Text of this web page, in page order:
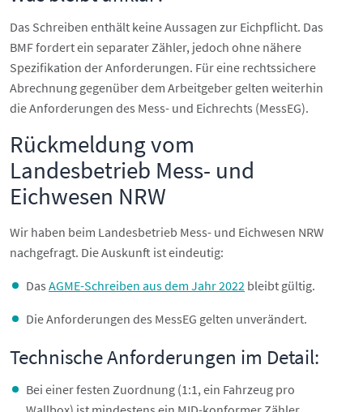
Das Schreiben enthält keine Aussagen zur Eichpflicht. Das
BMF fordert ein separater Zähler, jedoch ohne nähere
Spezifikation der Anforderungen. Für eine rechtssichere
Abrechnung gegenüber dem Arbeitgeber gelten weiterhin
die Anforderungen des Mess- und Eichrechts (MessEG).
Rückmeldung vom
Landesbetrieb Mess- und
Eichwesen NRW
Wir haben beim Landesbetrieb Mess- und Eichwesen NRW
nachgefragt. Die Auskunft ist eindeutig:
Das AGME-Schreiben aus dem Jahr 2022 bleibt gültig.
Die Anforderungen des MessEG gelten unverändert.
Technische Anforderungen im Detail:
Bei einer festen Zuordnung (1:1, ein Fahrzeug pro